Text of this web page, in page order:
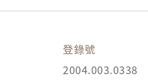
上。5.反貼處，
七八號。活動立
者：啟光出版社
話：20356」版
登錄號
2004.003.0338